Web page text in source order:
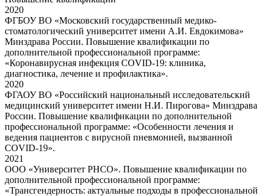
2020
ФГБОУ ВО «Московский государственный медико-
стоматологический университет имени А.И. Евдокимова»
Минздрава России. Повышение квалификации по
дополнительной профессиональной программе:
«Коронавирусная инфекция COVID-19: клиника,
диагностика, лечение и профилактика».
2020
ФГАОУ ВО «Российский национальный исследовательский
медицинский университет имени Н.И. Пирогова» Минздрава
России. Повышение квалификации по дополнительной
профессиональной программе: «Особенности лечения и
ведения пациентов с вирусной пневмонией, вызванной
COVID-19».
2021
ООО «Университет РНСО». Повышение квалификации по
дополнительной профессиональной программе:
«Трансгендерность: актуальные подходы в профессиональной